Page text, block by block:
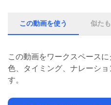
この動画を使う 似た
この動画をワークスペース
色、タイミング、ナレーシ
す。